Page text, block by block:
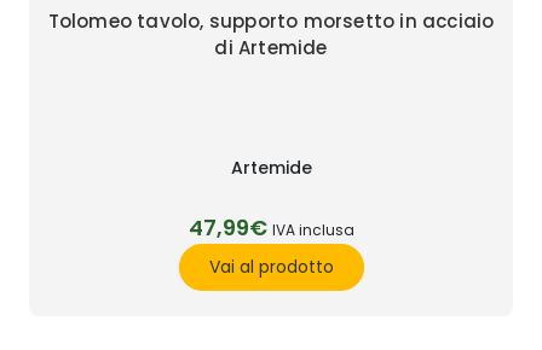
Tolomeo tavolo, supporto morsetto in acciaio
di Artemide
Artemide
47,99€ IVA inclusa
Vai al prodotto